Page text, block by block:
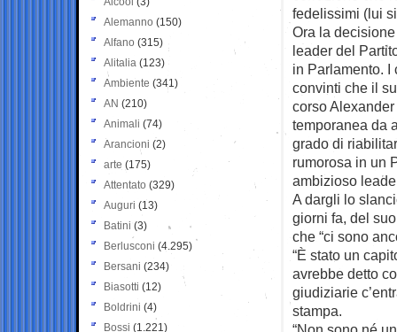
fedelissimi (lui
Ora la
leader del
in Parlamento. I
convinti che il
corso
temporanea da
grado di
rumorosa in un
ambizioso
A dargli lo
giorni fa, del
che “ci sono
“È stato un
avrebbe detto
giudiziarie
stampa.
Alemanno (150)
Alfano (315)
Alitalia (123)
Ambiente (341)
AN (210)
Animali (74)
Arancioni (2)
arte (175)
Attentato (329)
Auguri (13)
Batini (3)
Berlusconi (4.295)
Bersani (234)
Biasotti (12)
Boldrini (4)
Bossi (1.221)